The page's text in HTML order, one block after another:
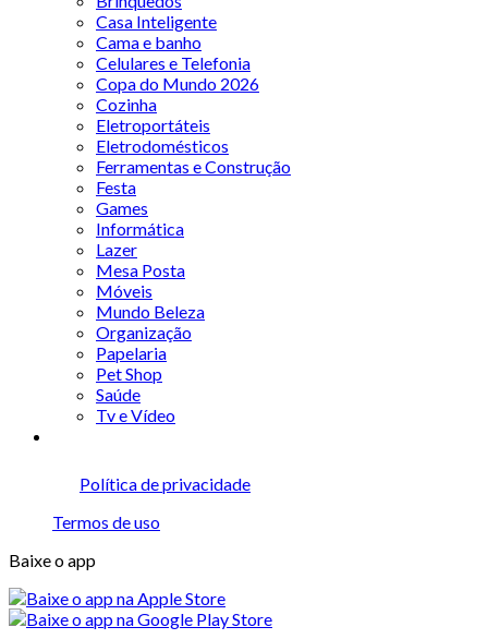
Casa Inteligente
Cama e banho
Celulares e Telefonia
Copa do Mundo 2026
Cozinha
Eletroportáteis
Eletrodomésticos
Ferramentas e Construção
Festa
Games
Informática
Lazer
Mesa Posta
Móveis
Mundo Beleza
Organização
Papelaria
Pet Shop
Saúde
Tv e Vídeo
Política de privacidade
Termos de uso
Baixe o app